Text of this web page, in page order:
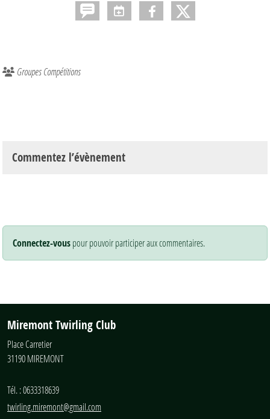
Groupes Compétitions
Commentez l’évènement
Connectez-vouspour pouvoir participer aux commentaires.
Miremont Twirling Club
Place Carretier
31190MIREMONT
Tél. :0633318639
twirling.miremont@gmail.com